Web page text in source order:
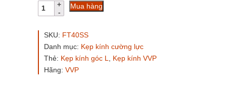
Kẹp
FT40
trắng
bóng
số
Mua hàng
SKU: FT40SS
Danh mục: Kẹp kính cường lực
Thẻ: Kẹp kính góc L
Kẹp kính VVP
Hãng: VVP